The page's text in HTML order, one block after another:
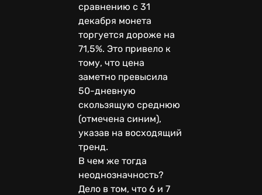
сравнению с 31
декабря монета
торгуется дороже на
71,5%. Это привело к
тому, что цена
заметно превысила
50-дневную
скользящую среднюю
(отмечена синим),
указав на восходящий
тренд.
В чем же тогда
неоднозначность?
Дело в том, что 6 и 7